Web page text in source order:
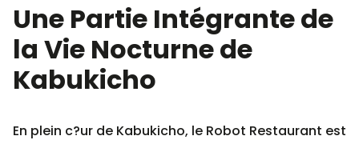
Une Partie Intégrante de
la Vie Nocturne de
Kabukicho
En plein c?ur de Kabukicho, le Robot Restaurant est